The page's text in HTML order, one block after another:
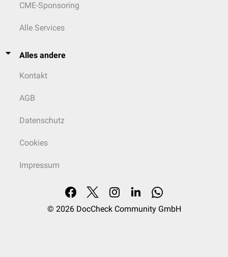
CME-Sponsoring
Alle Services
Alles andere
Kontakt
AGB
Datenschutz
Cookies
Impressum
© 2026 DocCheck Community GmbH